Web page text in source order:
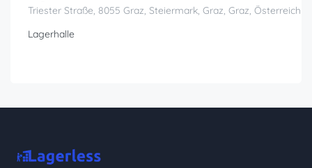
Triester Straße, 8055 Graz, Steiermark, Graz, Graz, Österreich
Lagerhalle